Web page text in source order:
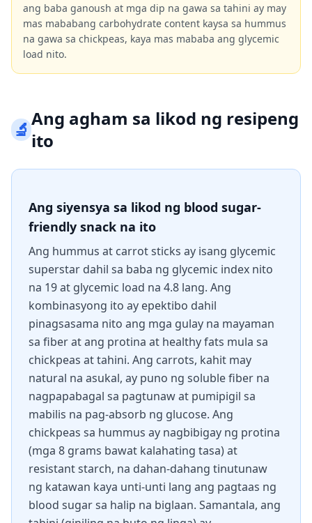
ang baba ganoush at mga dip na gawa sa tahini ay may
mas mababang carbohydrate content kaysa sa hummus
na gawa sa chickpeas, kaya mas mababa ang glycemic
load nito.
🔬Ang agham sa likod ng resipeng
ito
Ang siyensya sa likod ng blood sugar-
friendly snack na ito
Ang hummus at carrot sticks ay isang glycemic
superstar dahil sa baba ng glycemic index nito
na 19 at glycemic load na 4.8 lang. Ang
kombinasyong ito ay epektibo dahil
pinagsasama nito ang mga gulay na mayaman
sa fiber at ang protina at healthy fats mula sa
chickpeas at tahini. Ang carrots, kahit may
natural na asukal, ay puno ng soluble fiber na
nagpapabagal sa pagtunaw at pumipigil sa
mabilis na pag-absorb ng glucose. Ang
chickpeas sa hummus ay nagbibigay ng protina
(mga 8 grams bawat kalahating tasa) at
resistant starch, na dahan-dahang tinutunaw
ng katawan kaya unti-unti lang ang pagtaas ng
blood sugar sa halip na biglaan. Samantala, ang